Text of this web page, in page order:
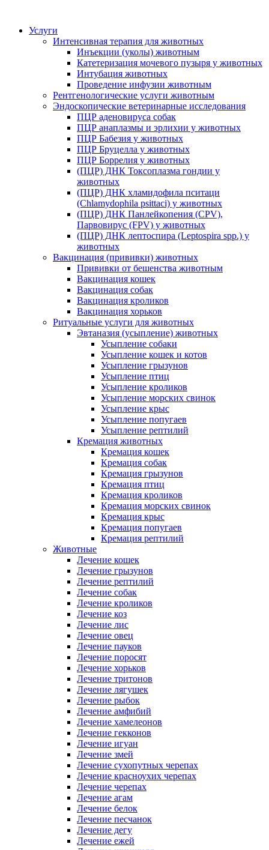
Услуги
Интенсивная терапия для животных
Инъекции (уколы) животным
Катетеризация мочевого пузыря у животных
Интубация животных
Проведение инфузии животным
Рентгенологические услуги животным
Эндоскопические ветеринарные исследования
ПЦР аденовируса собак
ПЦР анаплазмы и эрлихии у животных
ПЦР Бабезия у животных
ПЦР Бруцелла у животных
ПЦР Боррелия у животных
(ПЦР) ДНК Токсоплазма гондии у
животных
(ПЦР) ДНК хламидофила пситаци
(Chlamydophila psittaci) у животных
(ПЦР) ДНК Панлейкопения (CPV),
Парвовирус (FPV) у животных
(ПЦР) ДНК лептоспира (Leptospira spp.) у
животных
Вакцинация (прививки) животных
Прививки от бешенства животным
Вакцинация кошек
Вакцинация собак
Вакцинация кроликов
Вакцинация хорьков
Ритуальные услуги для животных
Эвтаназия (усыпление) животных
Усыпление собаки
Усыпление кошек и котов
Усыпление грызунов
Усыпление птиц
Усыпление кроликов
Усыпление морских свинок
Усыпление крыс
Усыпление попугаев
Усыпление рептилий
Кремация животных
Кремация кошек
Кремация собак
Кремация грызунов
Кремация птиц
Кремация кроликов
Кремация морских свинок
Кремация крыс
Кремация попугаев
Кремация рептилий
Животные
Лечение кошек
Лечение грызунов
Лечение рептилий
Лечение собак
Лечение кроликов
Лечение коз
Лечение лис
Лечение овец
Лечение пауков
Лечение поросят
Лечение хорьков
Лечение тритонов
Лечение лягушек
Лечение рыбок
Лечение амфибий
Лечение хамелеонов
Лечение гекконов
Лечение игуан
Лечение змей
Лечение сухопутных черепах
Лечение красноухих черепах
Лечение черепах
Лечение агам
Лечение белок
Лечение песчанок
Лечение дегу
Лечение ежей